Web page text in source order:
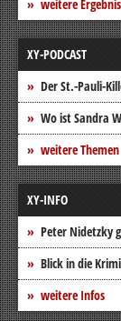
weitere
XY-PODCAST
Der St.-Pauli-
Wo ist Sandra
weitere Themen
XY-INFO
Peter Nidetzky
Blick in die
weitere Infos